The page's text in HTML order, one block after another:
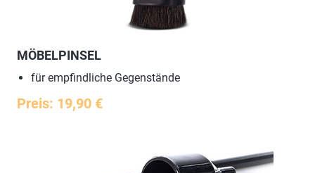
MÖBELPINSEL
für empfindliche Gegenstände
Preis: 19,90 €